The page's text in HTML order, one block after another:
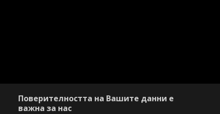
Поверителността на Вашите данни е
важна за нас